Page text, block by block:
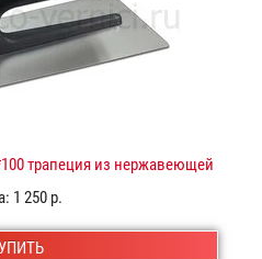
трапеция из нержавеющей
стали
1 250 р.